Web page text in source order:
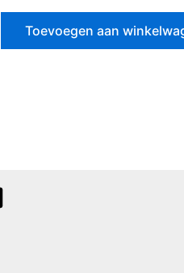
Toevoegen aan